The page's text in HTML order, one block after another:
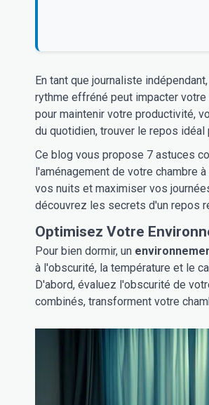
En tant que journaliste
rythme effréné peut impacter
pour maintenir votre productivité,
du quotidien, trouver le repos
Ce blog vous propose 7 astuces
l'aménagement de votre chambre
vos nuits et maximiser vos
découvrez les secrets d'un repos
Optimisez Votre
Pour bien dormir, un
à l'obscurité, la température et le
D'abord, évaluez l'obscurité de
combinés, transforment votre